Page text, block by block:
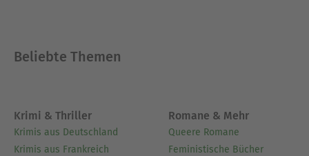
Beliebte Themen
Krimi & Thriller
Krimis aus Deutschland
Krimis aus Frankreich
Romane & Mehr
Queere Romane
Feministische Bücher